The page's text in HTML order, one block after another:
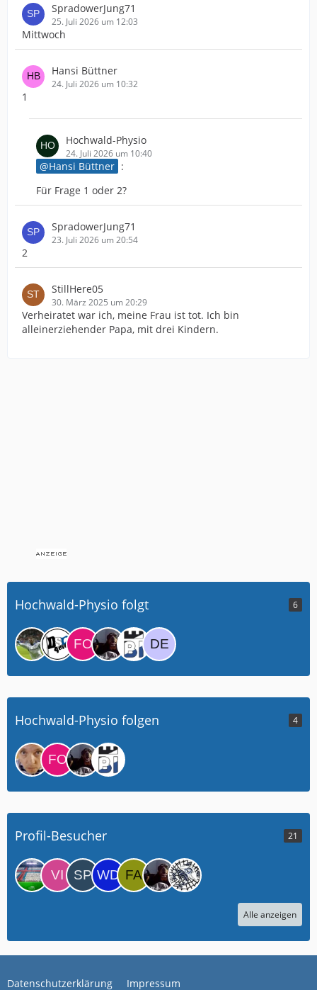
SpradowerJung71
25. Juli 2026 um 12:03
Mittwoch
Hansi Büttner
24. Juli 2026 um 10:32
1
Hochwald-Physio
24. Juli 2026 um 10:40
Hansi Büttner :
Für Frage 1 oder 2?
SpradowerJung71
23. Juli 2026 um 20:54
2
StillHere05
30. März 2025 um 20:29
Verheiratet war ich, meine Frau ist tot. Ich bin
alleinerziehender Papa, mit drei Kindern.
Hochwald-Physio folgt 6
Hochwald-Physio folgen 4
Profil-Besucher 21
Alle anzeigen
Datenschutzerklärung Impressum